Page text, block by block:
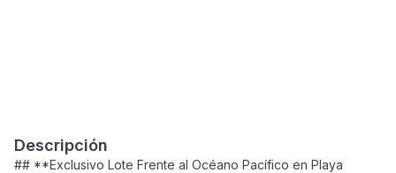
Descripción
## **Exclusivo Lote Frente al Océano Pacífico en Playa